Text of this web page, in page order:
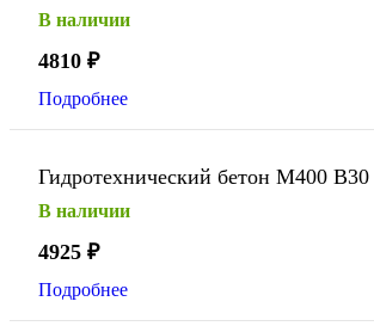
В наличии
4810 ₽
Подробнее
Гидротехнический бетон М400 В30
В наличии
4925 ₽
Подробнее